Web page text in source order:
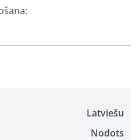
Latviešu
Nodots